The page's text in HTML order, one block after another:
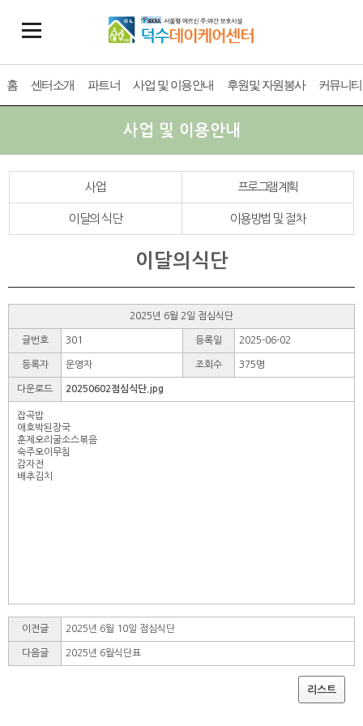
홈 센터소개 파트너 사업 및 이용안내 후원및 자원봉사 커뮤니티
사업 및 이용안내
사업 프로그램계획
이달의 식단 이용방법 및 절차
이달의식단
2025년 6월 2일 점심식단
글번호 301 등록일 2025-06-02
등록자 운영자 조회수 375명
다운로드 20250602점심식단.jpg
잡곡밥
애호박된장국
훈제오리굴소스볶음
숙주오이무침
감자전
배추김치
이전글 2025년 6월 10일 점심식단
다음글 2025년 6월식단표
리스트